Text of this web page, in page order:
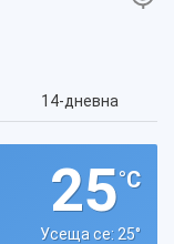
14-дневна
25°C
Усеща се: 25°